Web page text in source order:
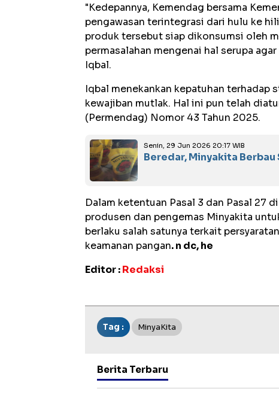
"Kedepannya, Kemendag bersama
pengawasan terintegrasi dari hulu ke
produk tersebut siap dikonsumsi oleh
permasalahan mengenai hal serupa
Iqbal.
Iqbal menekankan kepatuhan terhadap
kewajiban mutlak. Hal ini pun telah
(Permendag) Nomor 43 Tahun 2025.
Senin, 29 Jun 2026 20:17 WIB
Beredar, Minyakita
Dalam ketentuan Pasal 3 dan Pasal 27
produsen dan pengemas Minyakita
berlaku salah satunya terkait
keamanan pangan. n dc, he
Editor :Redaksi
Tag : MinyaKita
Berita Terbaru